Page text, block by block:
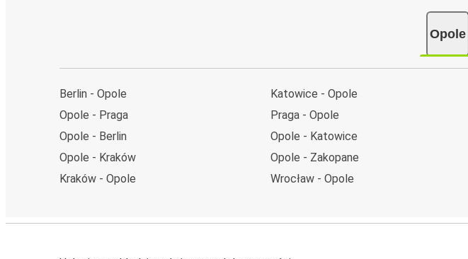
Opole
Berlin - Opole
Opole - Praga
Opole - Berlin
Opole - Kraków
Kraków - Opole
Katowice - Opole
Praga - Opole
Opole - Katowice
Opole - Zakopane
Wrocław - Opole